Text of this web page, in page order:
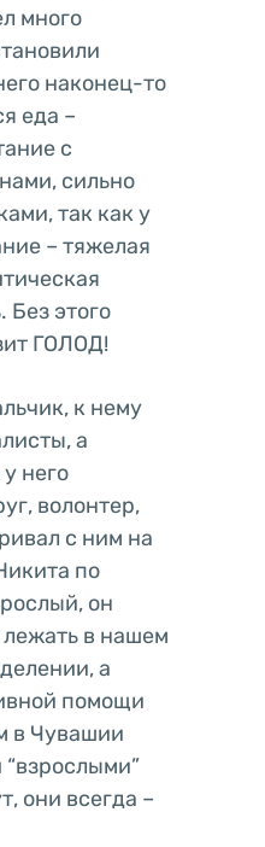
много
наконец-то
еда –
с
сильно
так как у
– тяжелая
Без этого
ГОЛОД!
к нему
а
него
волонтер,
с ним на
по
он
в нашем
а
помощи
в Чувашии
они всегда –